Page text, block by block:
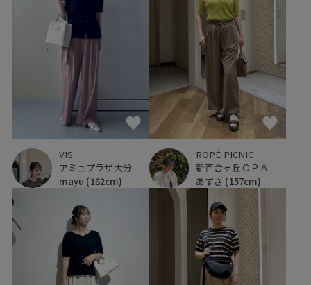
VIS
アミュプラザ大分
mayu (162cm)
ROPÉ PICNIC
新百合ヶ丘ＯＰＡ
あずさ (157cm)